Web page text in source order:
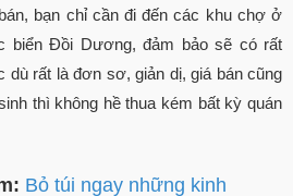
bạn chỉ cần đi đến các khu chợ ở
biển Đồi Dương, đảm bảo sẽ có rất
dù rất là đơn sơ, giản dị, giá bán cũng
thì không hề thua kém bất kỳ quán
Bỏ túi ngay những kinh